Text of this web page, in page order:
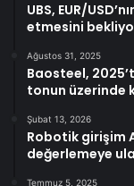
UBS, EUR/
etmesini
Ağustos 31, 2025
Baosteel,
tonun üzerinde
Şubat 13, 2026
Robotik girişim
değerlemeye
Temmuz 5, 2025